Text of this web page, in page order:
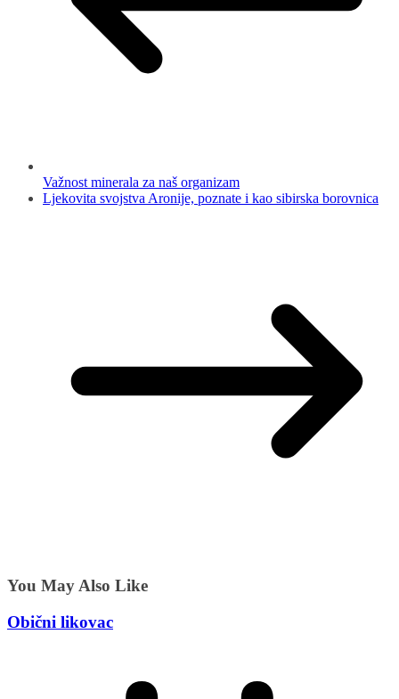
Važnost minerala za naš organizam
Ljekovita svojstva Aronije, poznate i kao sibirska borovnica
You May Also Like
Obični likovac